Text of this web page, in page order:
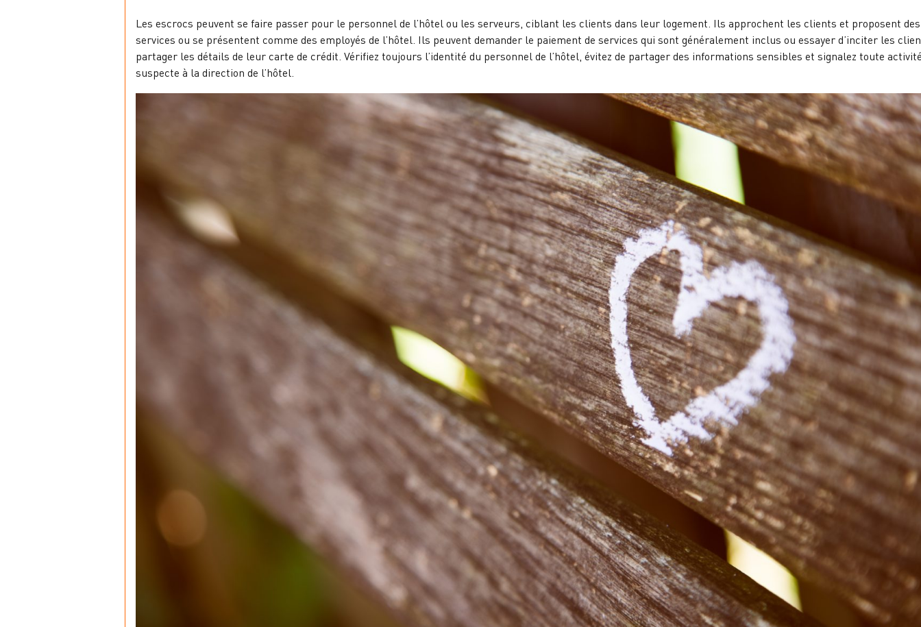
Les escrocs peuvent se faire passer pour le personnel de l’hôtel ou les serveurs, ciblant les clients dans leur logement. Ils approchent les clients et proposent des
services ou se présentent comme des employés de l’hôtel. Ils peuvent demander le paiement de services qui sont généralement inclus ou essayer d’inciter les
partager les détails de leur carte de crédit. Vérifiez toujours l’identité du personnel de l’hôtel, évitez de partager des informations sensibles et signalez toute
suspecte à la direction de l’hôtel.